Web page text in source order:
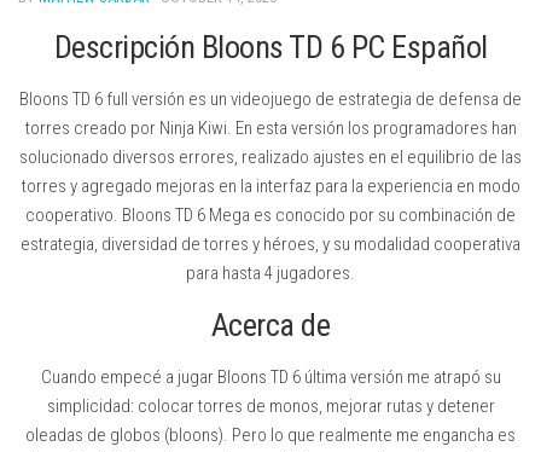
Descripción Bloons TD 6 PC Español
Bloons TD 6 full versión es un videojuego de estrategia de defensa de
torres creado por Ninja Kiwi. En esta versión los programadores han
solucionado diversos errores, realizado ajustes en el equilibrio de las
torres y agregado mejoras en la interfaz para la experiencia en modo
cooperativo. Bloons TD 6 Mega es conocido por su combinación de
estrategia, diversidad de torres y héroes, y su modalidad cooperativa
para hasta 4 jugadores.
Acerca de
Cuando empecé a jugar Bloons TD 6 última versión me atrapó su
simplicidad: colocar torres de monos, mejorar rutas y detener
oleadas de globos (bloons). Pero lo que realmente me engancha es